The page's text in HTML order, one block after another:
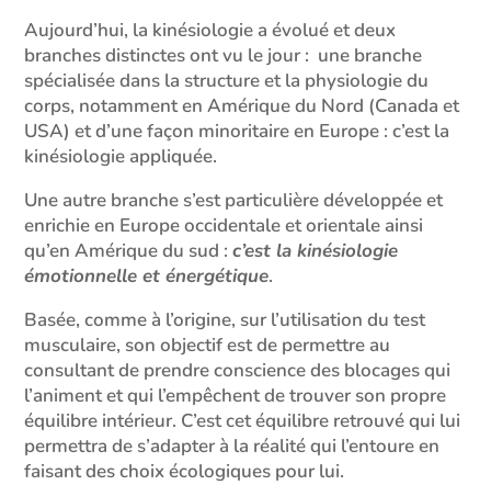
Aujourd’hui, la kinésiologie a évolué et deux
branches distinctes ont vu le jour : une branche
spécialisée dans la structure et la physiologie du
corps, notamment en Amérique du Nord (Canada et
USA) et d’une façon minoritaire en Europe : c’est la
kinésiologie appliquée.
Une autre branche s’est particulière développée et
enrichie en Europe occidentale et orientale ainsi
qu’en Amérique du sud :c’est la kinésiologie
émotionnelle et énergétique.
Basée, comme à l’origine, sur l’utilisation du test
musculaire, son objectif est de permettre au
consultant de prendre conscience des blocages qui
l’animent et qui l’empêchent de trouver son propre
équilibre intérieur. C’est cet équilibre retrouvé qui lui
permettra de s’adapter à la réalité qui l’entoure en
faisant des choix écologiques pour lui.